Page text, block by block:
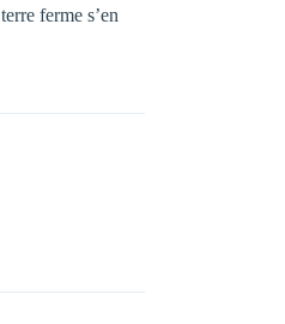
ferme s’en